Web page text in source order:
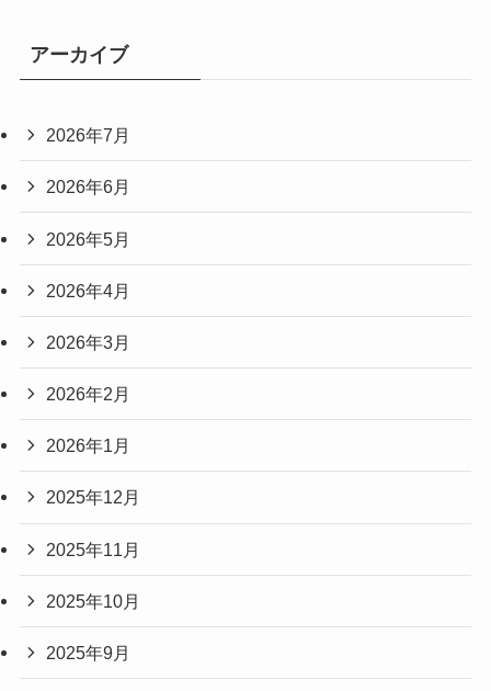
アーカイブ
2026年7月
2026年6月
2026年5月
2026年4月
2026年3月
2026年2月
2026年1月
2025年12月
2025年11月
2025年10月
2025年9月